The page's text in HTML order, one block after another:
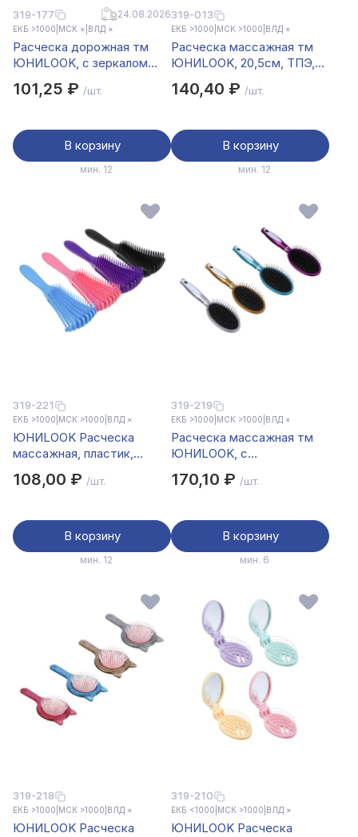
319-177 24.08.2026
ЕКБ >1000 МСК × ВЛД ×
Расческа дорожная тм
ЮНИLOOK, с зеркалом
цвета
101,25 ₽ /шт.
В корзину
мин. 12
319-013
ЕКБ >1000 МСК >1000 ВЛД ×
Расческа массажная тм
ЮНИLOOK, 20,5см, ТПЭ,
140,40 ₽ /шт.
В корзину
мин. 12
319-221
ЕКБ >1000 МСК >1000 ВЛД ×
ЮНИLOOK Расческа
массажная, пластик,
108,00 ₽ /шт.
В корзину
мин. 12
319-219
ЕКБ >1000 МСК >1000 ВЛД ×
Расческа массажная тм
ЮНИLOOK, с
пластик, 24,2х7см, 4 цвета
170,10 ₽ /шт.
В корзину
мин. 6
319-218
ЕКБ >1000 МСК >1000 ВЛД ×
ЮНИLOOK Расческа
319-210
ЕКБ <1000 МСК >1000 ВЛД ×
ЮНИLOOK Расческа